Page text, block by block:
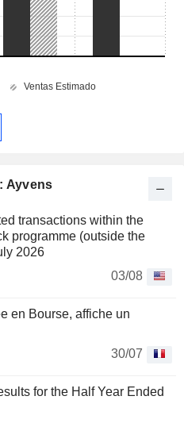
Ayvens
transactions within the
programme (outside the
2026
03/08
en Bourse, affiche un
30/07
for the Half Year Ended